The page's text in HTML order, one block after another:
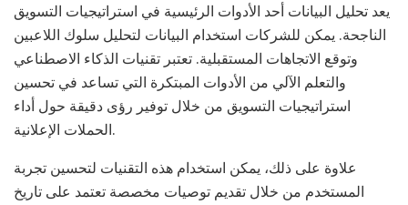
يعد تحليل البيانات أحد الأدوات الرئيسية في استراتيجيات التسويق
الناجحة. يمكن للشركات استخدام البيانات لتحليل سلوك اللاعبين
وتوقع الاتجاهات المستقبلية. تعتبر تقنيات الذكاء الاصطناعي
والتعلم الآلي من الأدوات المبتكرة التي تساعد في تحسين
استراتيجيات التسويق من خلال توفير رؤى دقيقة حول أداء
الحملات الإعلانية.
علاوة على ذلك، يمكن استخدام هذه التقنيات لتحسين تجربة
المستخدم من خلال تقديم توصيات مخصصة تعتمد على تاريخ